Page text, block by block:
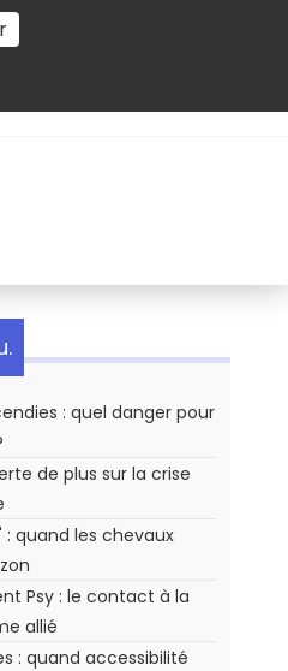
: quel danger pour
de plus sur la crise
: quand les chevaux
Psy : le contact à la
allié
: quand accessibilité